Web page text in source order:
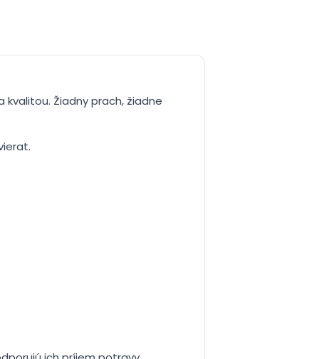
Žiadny prach, žiadne